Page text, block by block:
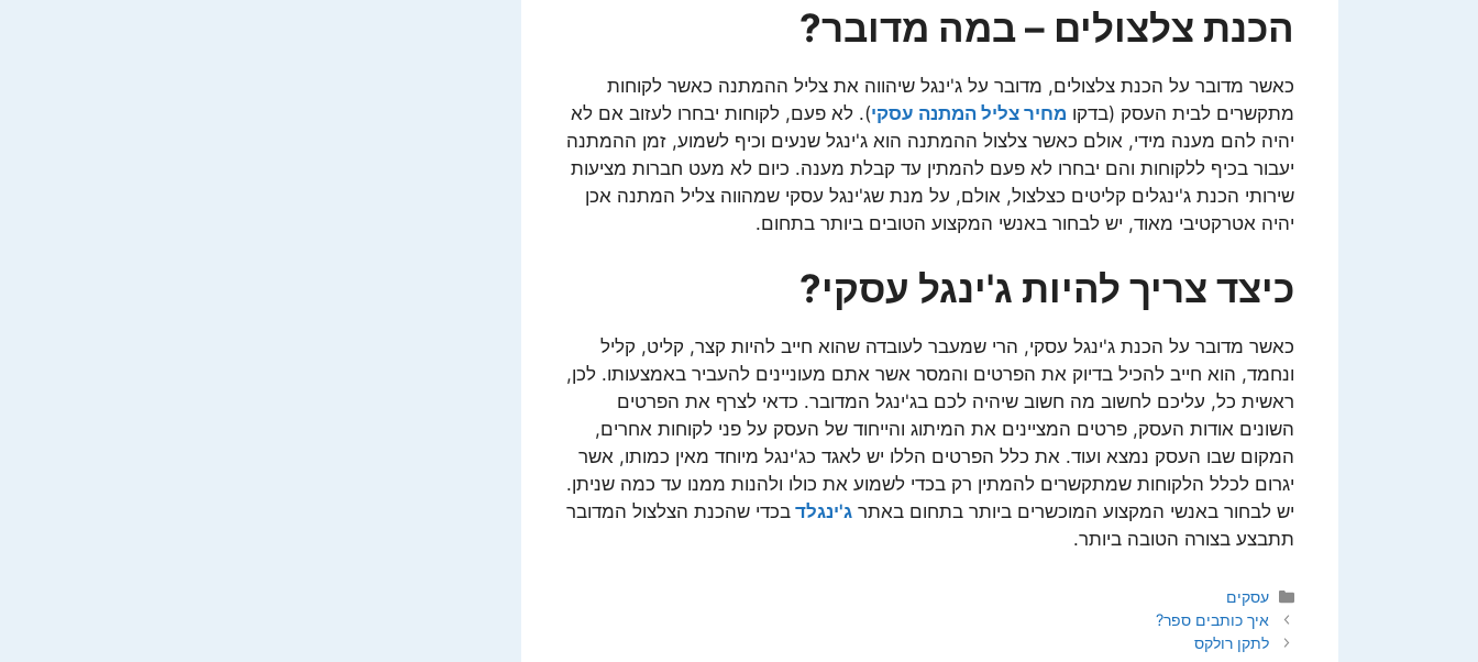
הכנת צלצולים – במה מדובר?
כאשר מדובר על הכנת צלצולים, מדובר על ג'ינגל שיהווה את צליל ההמתנה כאשר לקוחות
מתקשרים לבית העסק (בדקו מחיר צליל המתנה עסקי). לא פעם, לקוחות יבחרו לעזוב אם לא
יהיה להם מענה מידי, אולם כאשר צלצול ההמתנה הוא ג'ינגל שנעים וכיף לשמוע, זמן ההמתנה
יעבור בכיף ללקוחות והם יבחרו לא פעם להמתין עד קבלת מענה. כיום לא מעט חברות מציעות
שירותי הכנת ג'ינגלים קליטים כצלצול, אולם, על מנת שג'ינגל עסקי שמהווה צליל המתנה אכן
יהיה אטרקטיבי מאוד, יש לבחור באנשי המקצוע הטובים ביותר בתחום.
כיצד צריך להיות ג'ינגל עסקי?
כאשר מדובר על הכנת ג'ינגל עסקי, הרי שמעבר לעובדה שהוא חייב להיות קצר, קליט, קליל
ונחמד, הוא חייב להכיל בדיוק את הפרטים והמסר אשר אתם מעוניינים להעביר באמצעותו. לכן,
ראשית כל, עליכם לחשוב מה חשוב שיהיה לכם בג'ינגל המדובר. כדאי לצרף את הפרטים
השונים אודות העסק, פרטים המציינים את המיתוג והייחוד של העסק על פני לקוחות אחרים,
המקום שבו העסק נמצא ועוד. את כלל הפרטים הללו יש לאגד כג'ינגל מיוחד מאין כמותו, אשר
יגרום לכלל הלקוחות שמתקשרים להמתין רק בכדי לשמוע את כולו ולהנות ממנו עד כמה שניתן.
יש לבחור באנשי המקצוע המוכשרים ביותר בתחום באתר ג'ינגלד בכדי שהכנת הצלצול המדובר
תתבצע בצורה הטובה ביותר.
קטגוריות
עסקים
איך כותבים ספר?
לתקן רולקס